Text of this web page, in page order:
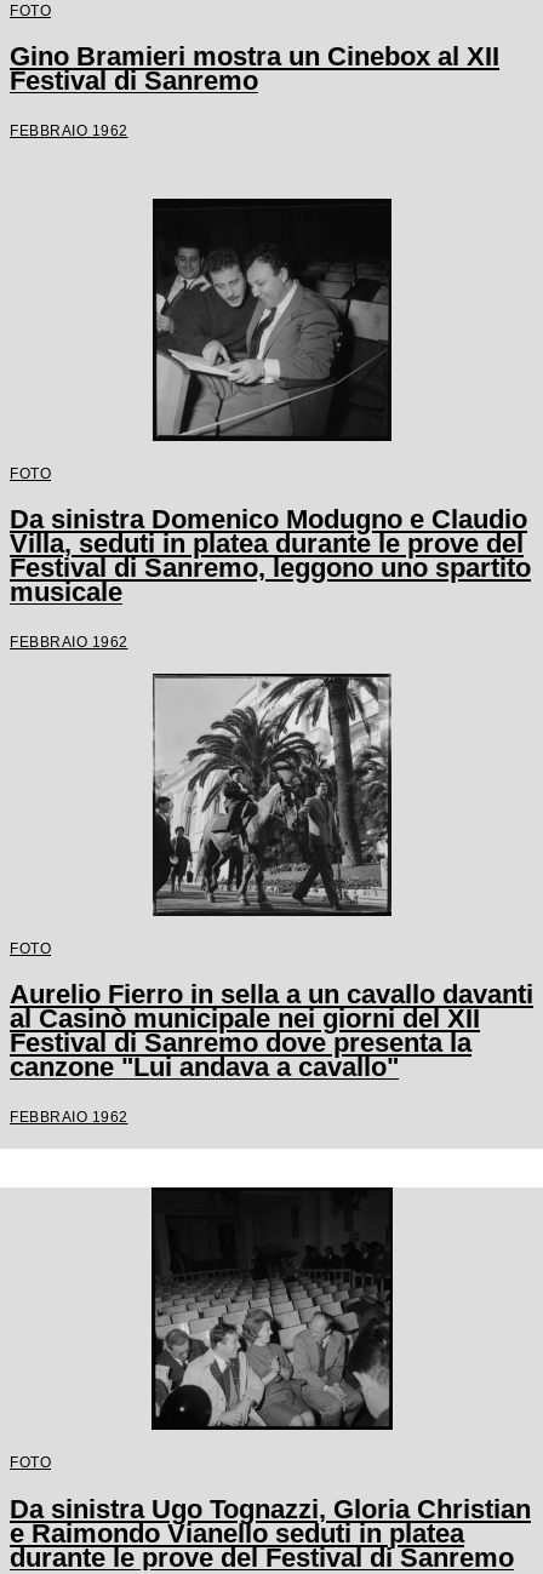
FOTO
Gino Bramieri mostra un Cinebox al XII
Festival di Sanremo
FEBBRAIO 1962
FOTO
Da sinistra Domenico Modugno e Claudio
Villa, seduti in platea durante le prove del
Festival di Sanremo, leggono uno spartito
musicale
FEBBRAIO 1962
FOTO
Aurelio Fierro in sella a un cavallo davanti
al Casinò municipale nei giorni del XII
Festival di Sanremo dove presenta la
canzone "Lui andava a cavallo"
FEBBRAIO 1962
FOTO
Da sinistra Ugo Tognazzi, Gloria Christian
e Raimondo Vianello seduti in platea
durante le prove del Festival di Sanremo